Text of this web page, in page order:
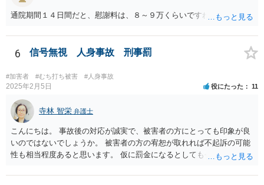
以外で不特定の人や車が自由に通行することができる場所をいうとさ
れています。 この判断にあたっては、「道路の体裁の有無」、「客
道路交通法解説（１８訂版）』（東京法令出版、２０２０年１１月）
通院期間１４日間だと、慰謝料は、８～９万くらいですね。
6 信号無視 人身事故 刑事罰
#加害者 #むち打ち被害 #人身事故
2025年2月5日 役にたった 11
寺林 智栄 弁護士
こんにちは。 事故後の対応が誠実で、被害者の方にとっても印象が良
いのではないでしょうか。 被害者の方の宥恕が取れれば不起訴の可能
性も相当程度あると思います。 仮に罰金になるとしても今回は略式の
ょう。 参考になれば幸いです。